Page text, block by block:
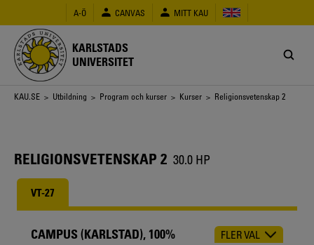
huvudinnehåll
A-Ö CANVAS MITT KAU
KARLSTADS
UNIVERSITET
Länkstig
KAU.SE > Utbildning > Program och kurser > Kurser > Religionsvetenskap 2
RELIGIONSVETENSKAP 2 30.0 HP
VT-27
CHOOSE
CAMPUS (KARLSTAD), 100% FLER VAL